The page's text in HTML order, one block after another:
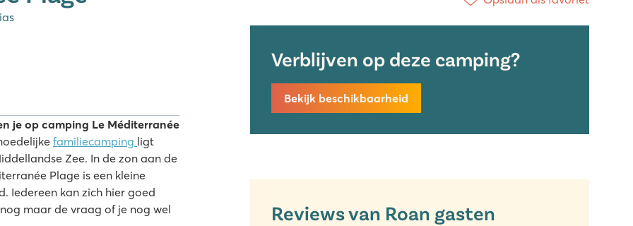
Verblijven op deze camping?
Bekijk beschikbaarheid
Reviews van Roan gasten
je op camping Le Méditerranée
familiecamping ligt
Zee. In de zon aan de
Plage is een kleine
Iedereen kan zich hier goed
maar de vraag of je nog wel